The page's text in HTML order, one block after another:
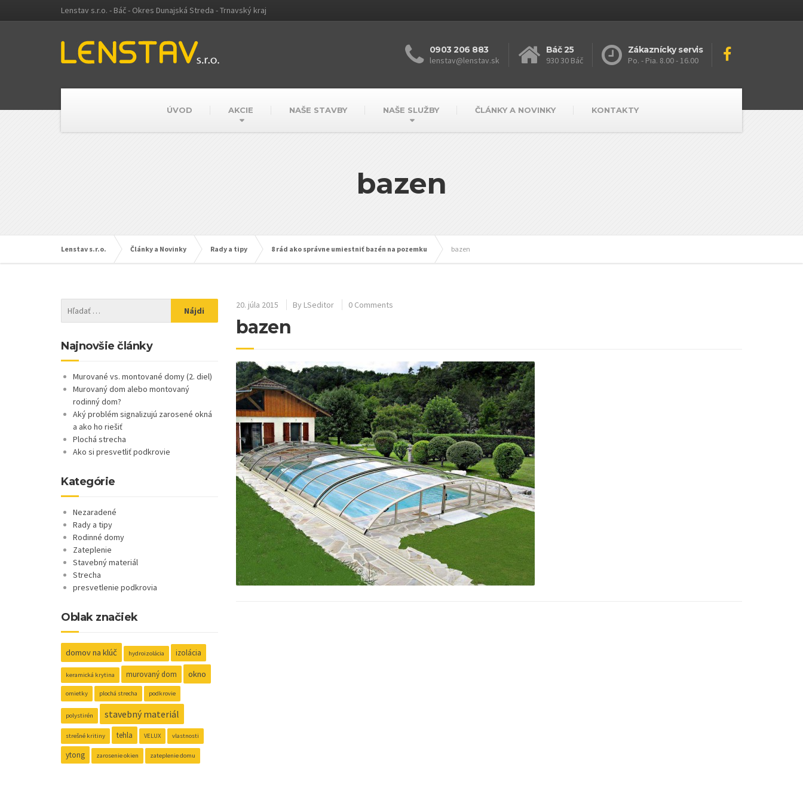
Lenstav s.r.o. - Báč - Okres Dunajská Streda - Trnavský kraj
0903 206 883
lenstav@lenstav.sk
Báč 25
930 30 Báč
Zákaznícky servis
Po. - Pia. 8.00 - 16.00
ÚVOD AKCIE NAŠE STAVBY NAŠE SLUŽBY ČLÁNKY A NOVINKY KONTAKTY
bazen
Lenstav s.r.o. Články a Novinky Rady a tipy 8 rád ako správne umiestniť bazén na pozemku bazen
20. júla 2015 By LSeditor 0 Comments
bazen
Najnovšie články
Murované vs. montované domy (2. diel)
Murovaný dom alebo montovaný
rodinný dom?
Aký problém signalizujú zarosené okná
a ako ho riešiť
Plochá strecha
Ako si presvetliť podkrovie
Kategórie
Nezaradené
Rady a tipy
Rodinné domy
Zateplenie
Stavebný materiál
Strecha
presvetlenie podkrovia
Oblak značiek
domov na klúč hydroizolácia izolácia
keramická krytina murovaný dom okno
omietky plochá strecha podkrovie
polystirén stavebný materiál
strešné kritiny tehla VELUX vlastnosti
ytong zarosenie okien zateplenie domu